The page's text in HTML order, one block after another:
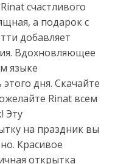
счастливого
а подарок с
добавляет
Вдохновляющее
языке
дня. Скачайте
Rinat всем
Эту
на праздник вы
Красивое
открытка